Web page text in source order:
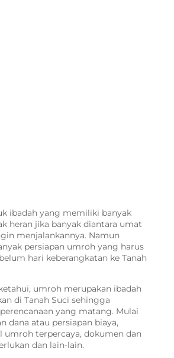
ibadah yang memiliki banyak
heran jika banyak diantara umat
menjalankannya. Namun
persiapan umroh yang harus
hari keberangkatan ke Tanah
umroh merupakan ibadah
di Tanah Suci sehingga
yang matang. Mulai
dana atau persiapan biaya,
umroh terpercaya, dokumen dan
dan lain-lain.